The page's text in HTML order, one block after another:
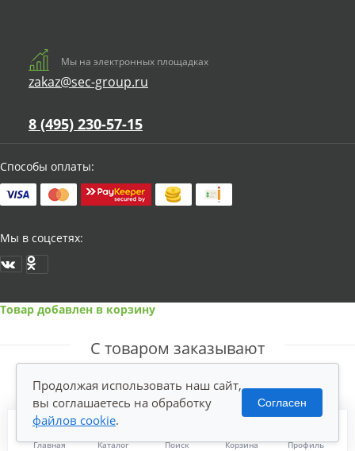
Главная Каталог Поиск Корзина Профиль
Мы на электронных площадках
zakaz@sec-group.ru
8 (495) 230-57-15
Способы оплаты:
Мы в соцсетях:
Товар добавлен в корзину
С товаром заказывают
Продолжая использовать наш сайт,
вы соглашаетесь на обработку
файлов cookie.
Согласен